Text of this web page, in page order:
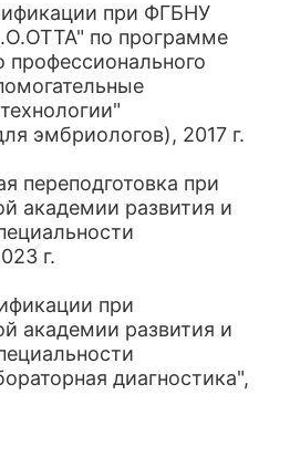
при ФГБНУ
по программе
профессионального
эмбриологов), 2017 г.
переподготовка при
академии развития и
г.
при
академии развития и
диагностика",